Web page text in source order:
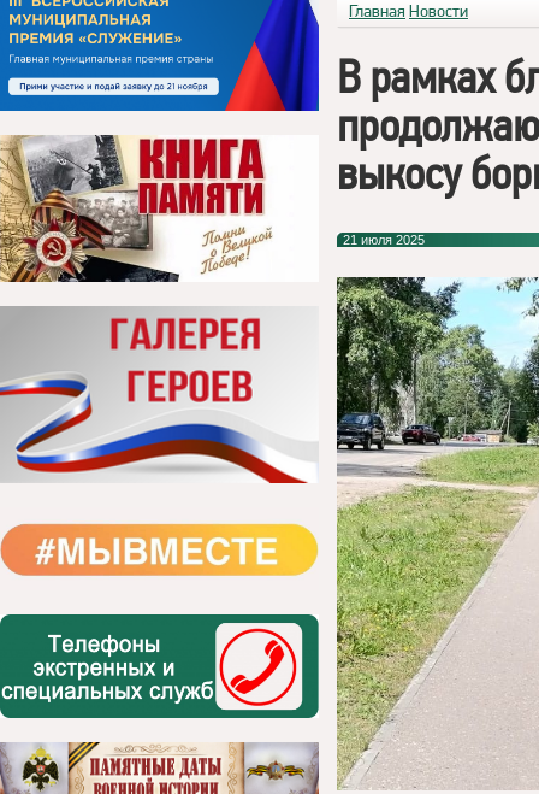
Главная Новости
В рамках
выкосу
21 июля 2025